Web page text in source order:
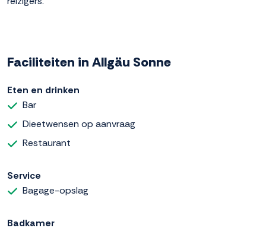
Faciliteiten in Allgäu Sonne
Eten en drinken
Bar
Dieetwensen op aanvraag
Restaurant
Service
Bagage-opslag
Badkamer